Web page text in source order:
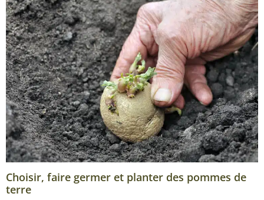
Choisir, faire germer et planter des pommes de
terre